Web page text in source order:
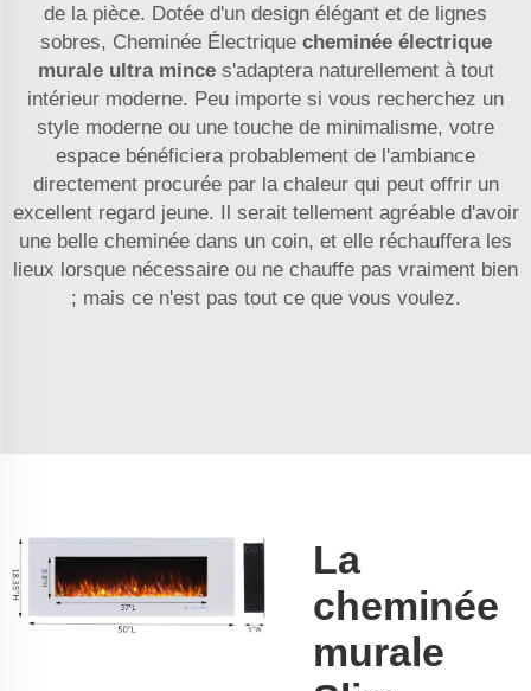
de la pièce. Dotée d'un design élégant et de lignes
sobres, Cheminée Électrique cheminée électrique
murale ultra mince s'adaptera naturellement à tout
intérieur moderne. Peu importe si vous recherchez un
style moderne ou une touche de minimalisme, votre
espace bénéficiera probablement de l'ambiance
directement procurée par la chaleur qui peut offrir un
excellent regard jeune. Il serait tellement agréable d'avoir
une belle cheminée dans un coin, et elle réchauffera les
lieux lorsque nécessaire ou ne chauffe pas vraiment bien
; mais ce n'est pas tout ce que vous voulez.
La
cheminée
murale